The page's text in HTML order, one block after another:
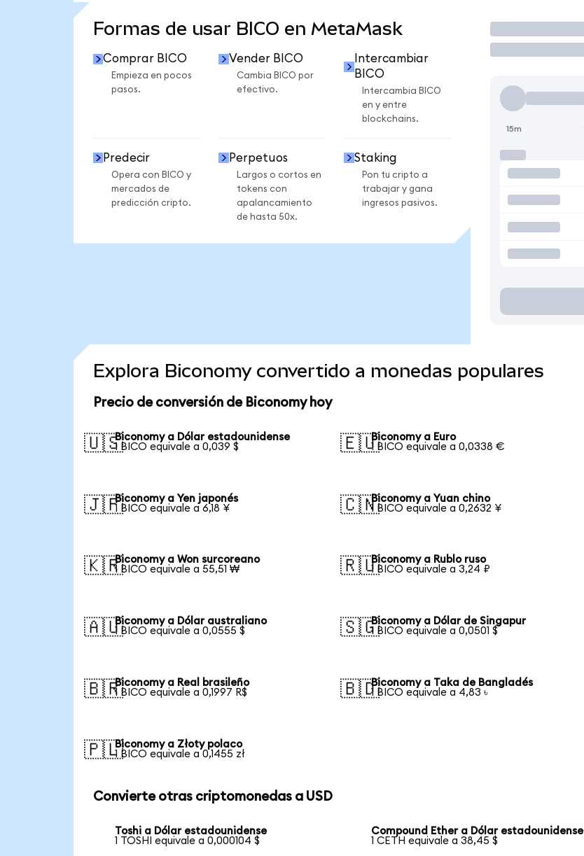
Formas de usar BICO en MetaMask
Comprar BICO
Empieza en pocos
pasos.
Vender BICO
Cambia BICO por
efectivo.
Intercambiar
BICO
Intercambia BICO
en y entre
blockchains.
Predecir
Opera con BICO y
mercados de
predicción cripto.
Perpetuos
Largos o cortos en
tokens con
apalancamiento
de hasta 50x.
Staking
Pon tu cripto a
trabajar y gana
ingresos pasivos.
Operar
15m
Explora Biconomy convertido a monedas populares
Precio de conversión de Biconomy hoy
🇺🇸Biconomy a Dólar estadounidense
1 BICO equivale a 0,039 $
🇪🇺Biconomy a Euro
1 BICO equivale a 0,0338 €
🇯🇵Biconomy a Yen japonés
1 BICO equivale a 6,18 ¥
🇨🇳Biconomy a Yuan chino
1 BICO equivale a 0,2632 ¥
🇰🇷Biconomy a Won surcoreano
1 BICO equivale a 55,51 ₩
🇷🇺Biconomy a Rublo ruso
1 BICO equivale a 3,24 ₽
🇦🇺Biconomy a Dólar australiano
1 BICO equivale a 0,0555 $
🇸🇬Biconomy a Dólar de Singapur
1 BICO equivale a 0,0501 $
🇧🇷Biconomy a Real brasileño
1 BICO equivale a 0,1997 R$
🇧🇩Biconomy a Taka de Bangladés
1 BICO equivale a 4,83 ৳
🇵🇱Biconomy a Złoty polaco
1 BICO equivale a 0,1455 zł
Convierte otras criptomonedas a USD
Toshi a Dólar estadounidense
1 TOSHI equivale a 0,000104 $
Compound Ether a Dólar estadounidense
1 CETH equivale a 38,45 $